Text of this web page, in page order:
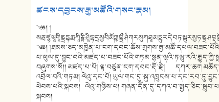
ཚངས་དབྱངས་རྒྱ་མཚོའི་གསང་རྣམ།
༄༅། །
༄༅།
བཞུགས་སོ།། མཛད་པ་པོ། ལྷ་བཙུན་ངག་དབང་རྡོ་རྗེ། དཀར་ཆག
འབྲེལ་བའི་གཏམ། ལེའུ་དང་པོ།
ཕེབས་པའི་སྐབས། ལེའུ་གཉིས་པ།
སྐབས།